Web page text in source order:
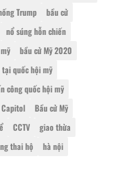
Trump
bầu cử
nổ súng hỗn chiến
bầu cử Mỹ 2020
quốc hội mỹ
công quốc hội mỹ
Bầu cử Mỹ
CCTV
giao thừa
thai hộ
hà nội